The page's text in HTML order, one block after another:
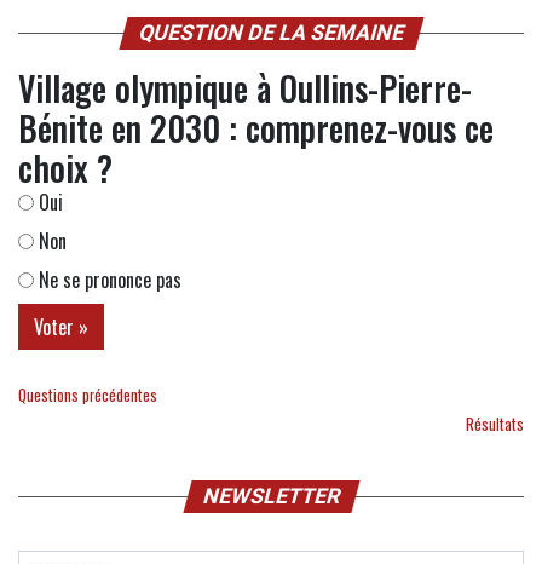
QUESTION DE LA SEMAINE
Village olympique à Oullins-Pierre-
Bénite en 2030 : comprenez-vous ce
choix ?
Oui
Non
Ne se prononce pas
Questions précédentes
Résultats
NEWSLETTER